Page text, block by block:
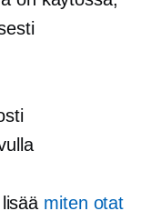
miten otat